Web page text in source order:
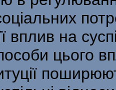
вплив на
цього